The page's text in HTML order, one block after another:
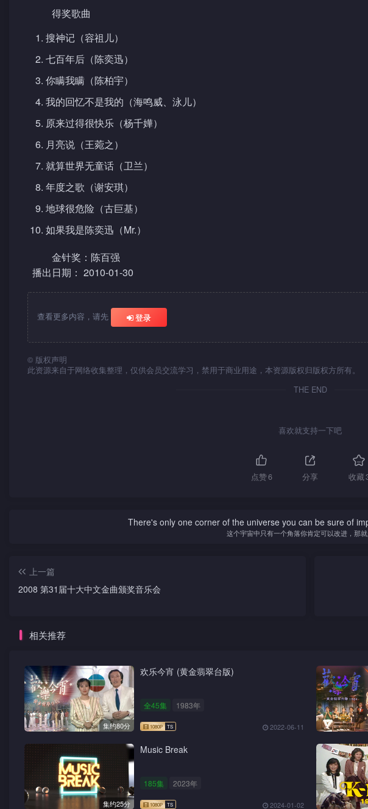
得奖歌曲
搜神记（容祖儿）
七百年后（陈奕迅）
你瞒我瞒（陈柏宇）
我的回忆不是我的（海鸣威、泳儿）
原来过得很快乐（杨千嬅）
月亮说（王菀之）
就算世界无童话（卫兰）
年度之歌（谢安琪）
地球很危险（古巨基）
如果我是陈奕迅（Mr.）
金针奖：陈百强
播出日期： 2010-01-30
查看更多内容，请先 登录
© 版权声明
此资源来自于网络收集整理，仅供会员交流学习，禁用于商业用途，本资源版权归版权方所有。
THE END
喜欢就支持一下吧
点赞6 分享 收藏
There's only one corner of the universe you can be sure of
这个宇宙中只有一个角落你肯定可以改进，那
上一篇
2008 第31届十大中文金曲颁奖音乐会
相关推荐
集约80分
欢乐今宵 (黄金翡翠台版)
全45集 1983年
2022-06-11
集约25分
Music Break
185集 2023年
2024-01-02